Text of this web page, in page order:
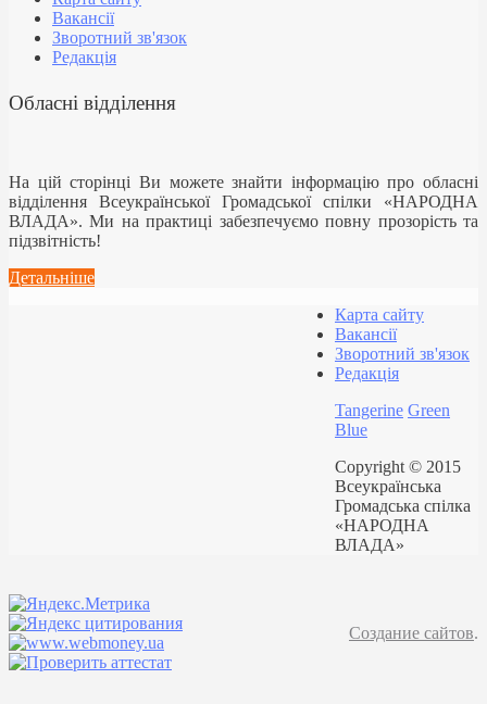
Вакансії
Зворотний зв'язок
Редакція
Обласні відділення
На цій сторінці Ви можете знайти інформацію про обласні
відділення Всеукраїнської Громадської спілки «НАРОДНА
ВЛАДА». Ми на практиці забезпечуємо повну прозорість та
підзвітність!
Детальніше
Карта сайту
Вакансії
Зворотний зв'язок
Редакція
Tangerine Green
Blue
Copyright © 2015
Всеукраїнська
Громадська спілка
«НАРОДНА
ВЛАДА»
Создание сайтов.